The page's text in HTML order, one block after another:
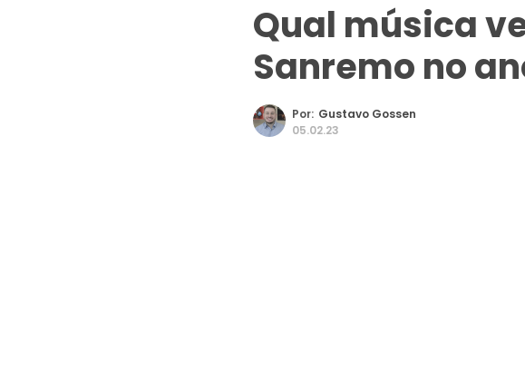
Qual música
Sanremo no
Por: Gustavo Gossen
05.02.23